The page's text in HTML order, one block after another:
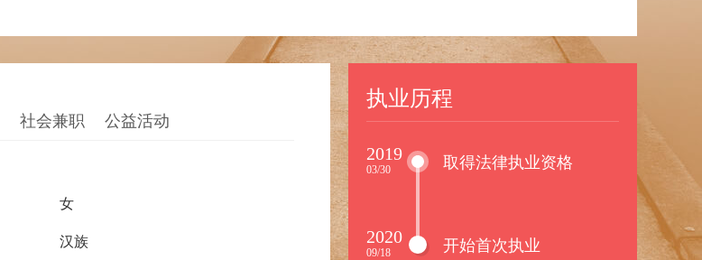
社会兼职 公益活动
女
汉族
执业历程
2019
03/30 取得法律执业资格
2020
09/18 开始首次执业